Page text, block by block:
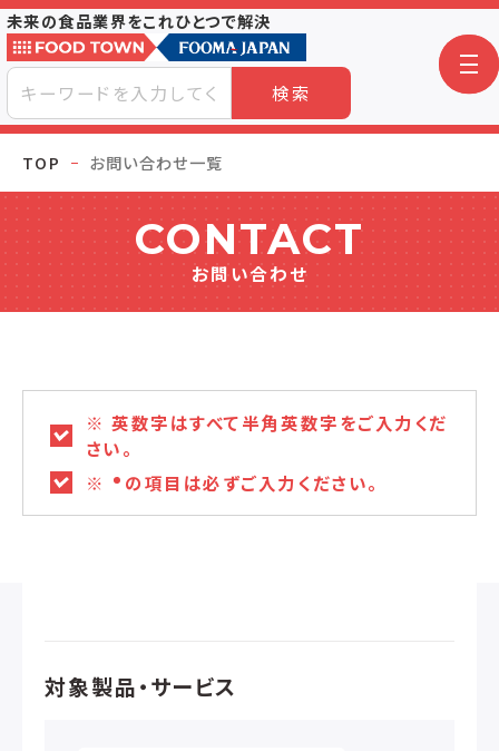
未来の食品業界をこれひとつで解決
検索
TOP お問い合わせ一覧
CONTACT
お問い合わせ
※ 英数字はすべて半角英数字をご入力くだ
さい。
※ の項目は必ずご入力ください。
対象製品・サービス